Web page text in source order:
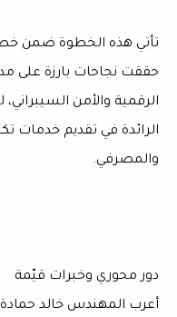
تأتي هذه الخطوة ضمن
الرقمية والأمن
الرائدة في تقديم خدمات
والمصرفي.
دور محوري وخبرات قيّمة
أعرب المهندس خالد